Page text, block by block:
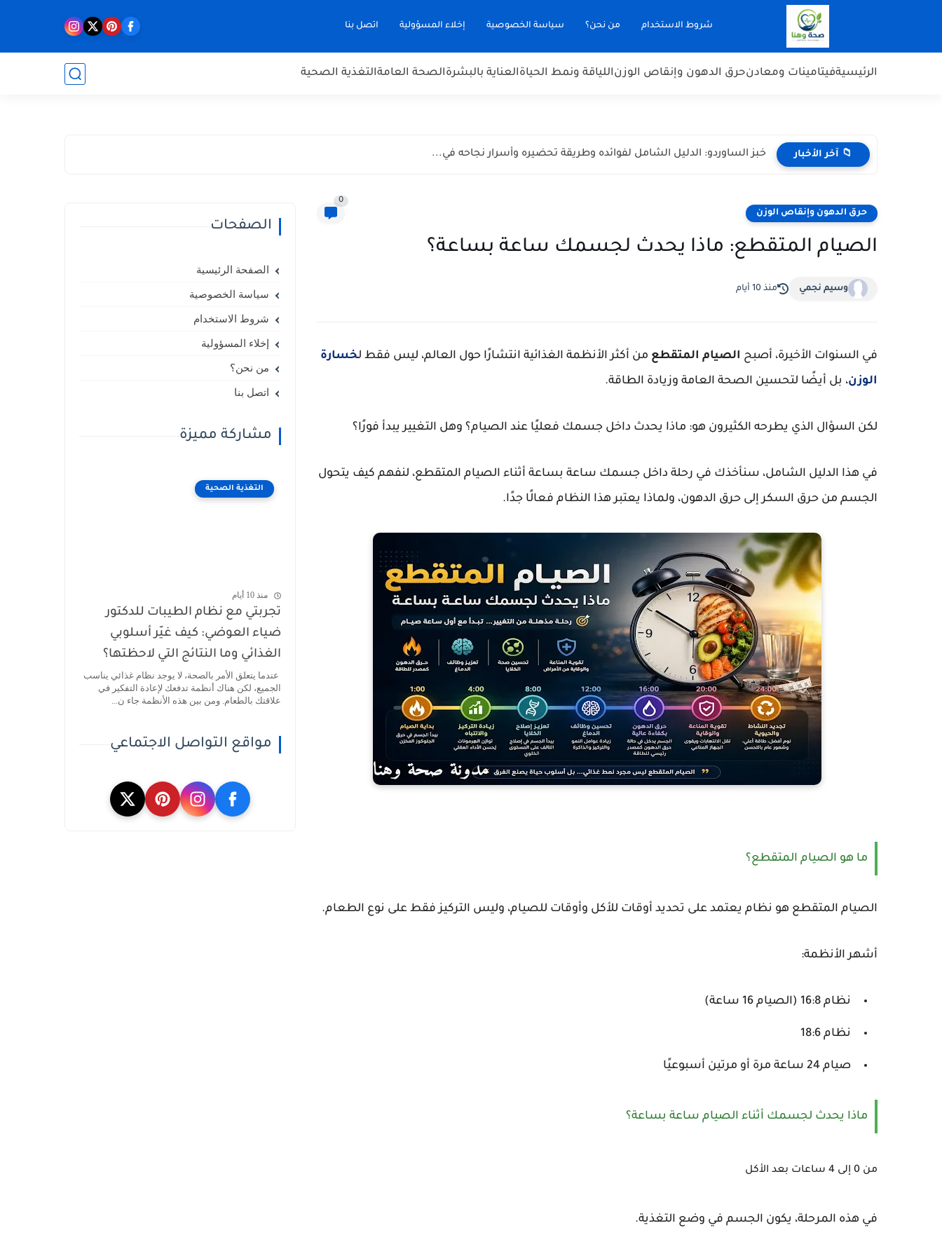
شروط الاستخدام من نحن؟ سياسة الخصوصية إخلاء المسؤولية اتصل بنا
الرئيسيةفيتامينات ومعادنحرق الدهون وإنقاص الوزناللياقة ونمط الحياةالعناية بالبشرةالصحة العامةالتغذية الصحية
📁 آخر الأخبار خبز الساوردو: الدليل الشامل لفوائده وطريقة تحضيره وأسرار نجاحه في...
حرق الدهون وإنقاص الوزن
0
الصيام المتقطع: ماذا يحدث لجسمك ساعة بساعة؟
وسيم نجمي منذ 10 أيام
في السنوات الأخيرة، أصبح الصيام المتقطع من أكثر الأنظمة الغذائية انتشارًا حول العالم، ليس فقط لخسارة
الوزن، بل أيضًا لتحسين الصحة العامة وزيادة الطاقة.
لكن السؤال الذي يطرحه الكثيرون هو: ماذا يحدث داخل جسمك فعليًا عند الصيام؟ وهل التغيير يبدأ فورًا؟
في هذا الدليل الشامل، سنأخذك في رحلة داخل جسمك ساعة بساعة أثناء الصيام المتقطع، لنفهم كيف يتحول
الجسم من حرق السكر إلى حرق الدهون، ولماذا يعتبر هذا النظام فعالًا جدًا.
ما هو الصيام المتقطع؟
الصيام المتقطع هو نظام يعتمد على تحديد أوقات للأكل وأوقات للصيام، وليس التركيز فقط على نوع الطعام.
أشهر الأنظمة:
نظام 16:8 (الصيام 16 ساعة)
نظام 18:6
صيام 24 ساعة مرة أو مرتين أسبوعيًا
ماذا يحدث لجسمك أثناء الصيام ساعة بساعة؟
من 0 إلى 4 ساعات بعد الأكل
في هذه المرحلة، يكون الجسم في وضع التغذية.
الصفحات
الصفحة الرئيسية
سياسة الخصوصية
شروط الاستخدام
إخلاء المسؤولية
من نحن؟
اتصل بنا
مشاركة مميزة
التغذية الصحية
منذ 10 أيام
تجربتي مع نظام الطيبات للدكتور
ضياء العوضي: كيف غيّر أسلوبي
الغذائي وما النتائج التي لاحظتها؟
عندما يتعلق الأمر بالصحة، لا يوجد نظام غذائي يناسب
الجميع، لكن هناك أنظمة تدفعك لإعادة التفكير في
علاقتك بالطعام. ومن بين هذه الأنظمة جاء ن...
مواقع التواصل الاجتماعي